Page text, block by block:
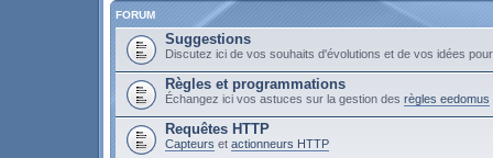
FORUM
Suggestions
Discutez ici de vos souhaits d'évolutions et de vos idées
Règles et programmations
Échangez ici vos astuces sur la gestion des règles eedomus
Requêtes HTTP
Capteurs et actionneurs HTTP